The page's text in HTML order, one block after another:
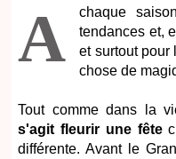
A
chaque
tendances et,
et surtout pour
chose de
Tout comme dans la
s'agit fleurir une fête
différente. Avant le